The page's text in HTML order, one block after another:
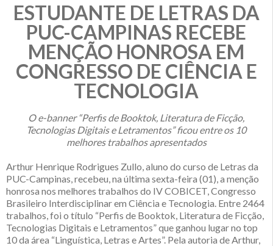
ESTUDANTE DE LETRAS DA
PUC-CAMPINAS RECEBE
MENÇÃO HONROSA EM
CONGRESSO DE CIÊNCIA E
TECNOLOGIA
O e-banner “Perfis de Booktok, Literatura de Ficção,
Tecnologias Digitais e Letramentos” ficou entre os 10
melhores trabalhos apresentados
Arthur Henrique Rodrigues Zullo, aluno do curso de Letras da
PUC-Campinas, recebeu, na última sexta-feira (01), a menção
honrosa nos melhores trabalhos do IV COBICET, Congresso
Brasileiro Interdisciplinar em Ciência e Tecnologia. Entre 2464
trabalhos, foi o título “Perfis de Booktok, Literatura de Ficção,
Tecnologias Digitais e Letramentos” que ganhou lugar no top
10 da área “Linguística, Letras e Artes”. Pela autoria de Arthur,